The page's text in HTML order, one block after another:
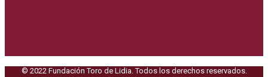
© 2022 Fundación Toro de Lidia. Todos los derechos reservados.